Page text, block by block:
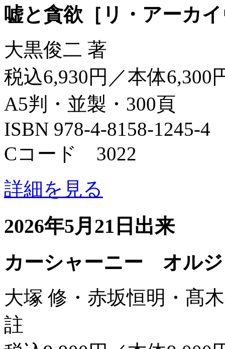
嘘と貪欲［リ・アーカ
大黒俊二 著
税込6,930円／本体6,300
A5判・並製・300頁
ISBN 978-4-8158-1245-4
Cコード 3022
詳細を見る
2026年5月21日出来
カーシャーニー オル
大塚 修・赤坂恒明・髙
註